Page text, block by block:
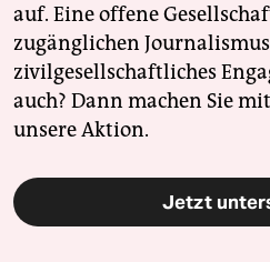
auf. Eine offene
zugänglichen
zivilgesellschaftliches
auch? Dann machen Sie
unsere Aktion.
Jetzt